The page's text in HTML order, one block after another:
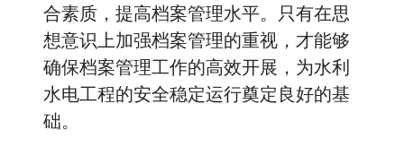
合素质，提高档案管理水平。只有在思
想意识上加强档案管理的重视，才能够
确保档案管理工作的高效开展，为水利
水电工程的安全稳定运行奠定良好的基
础。